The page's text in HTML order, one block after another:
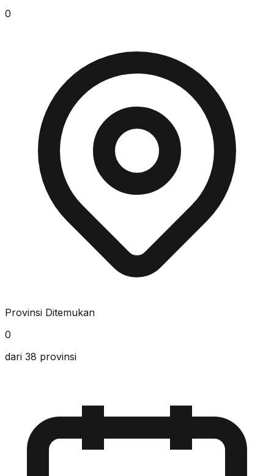
0
Provinsi Ditemukan
0
dari 38 provinsi